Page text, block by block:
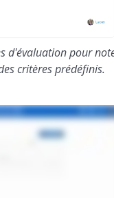
d'évaluation pour
critères prédéfinis.